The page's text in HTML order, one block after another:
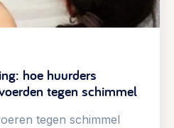
hoe huurders
tegen schimmel
tegen schimmel